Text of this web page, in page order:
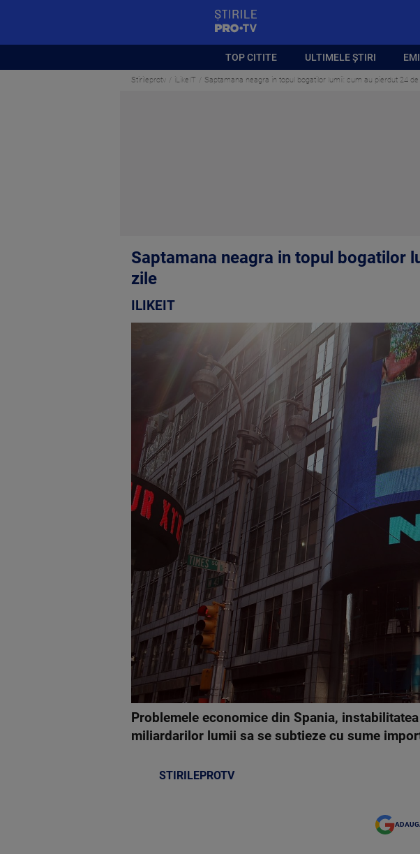
TOP CITITE ULTIMELE ȘTIRI
Stirileprotv iLikeIT Saptamana neagra in topul bogatilor lumii: cum au pierdut 24
Saptamana neagra in topul bogatilor
zile
ILIKEIT
Problemele economice din Spania,
miliardarilor lumii sa se subtieze cu sume
STIRILEPROTV